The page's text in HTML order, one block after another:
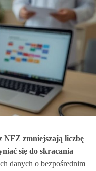
NFZ zmniejszają liczbę
się do skracania
danych o bezpośrednim